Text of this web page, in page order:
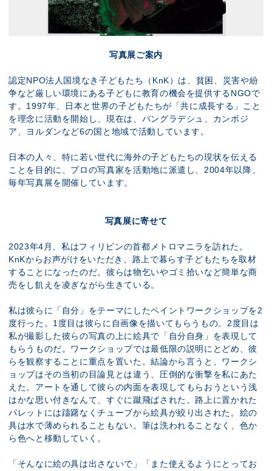
写真展ご案内
認定NPO法人国境なき子どもたち（KnK）は、貧困、災害や紛
争など厳しい環境にある子どもに教育の機会を提供するNGOで
す。1997年、日本と世界の子どもたちが「共に成長する」こと
を理念に活動を開始し、現在は、バングラデシュ、カンボジ
ア、ヨルダンなど6の国と地域で活動しています。
日本の人々、特に若い世代に海外の子どもたちの現状を伝える
ことを目的に、プロの写真家を活動地に派遣し、2004年以降、
毎年写真展を開催しています。
写真展に寄せて
2023年4月、私はフィリピンの首都メトロマニラを訪れた。
KnKからお声がけをいただき、路上で暮らす子どもたちを取材
することになったのだ。彼らは物乞いやゴミ拾いなど簡単な商
売をし飢えを凌ぎながら生きている。
私は彼らに「自分」をテーマにしたペイントワークショップを2
度行った。1度目は彼らに自画像を描いてもらうもの。2度目は
私が撮影した彼らの写真の上に絵具で「自分自身」を表現して
もらうものだ。ワークショップでは最低限の説明にとどめ、彼
らを観察することに重点を置いた。結論から言うと、ワークシ
ョップはその当初の目論見とは違う、圧倒的な衝撃を私にあた
えた。アートを通して彼らの内面を表現してもらおうという浅
はかな思い付きなんて、すぐに蹴飛ばされた。路上に置かれた
パレットには躊躇なくチューブから絵具が絞り出された。絵の
具は水で薄められることもない。筆は洗われることなく、色か
ら色へと移動していく。
「そんなに絵の具は出さないで」「また使えるようにとってお